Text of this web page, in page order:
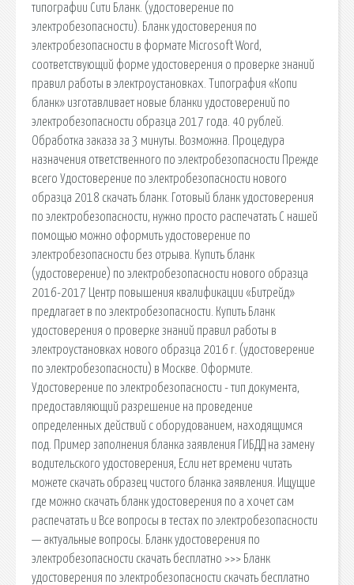
типографии Сити Бланк. (удостоверение по
электробезопасности). Бланк удостоверения по
электробезопасности в формате Microsoft Word,
соответствующий форме удостоверения о проверке знаний
правил работы в электроустановках. Типография «Копи
бланк» изготавливает новые бланки удостоверений по
электробезопасности образца 2017 года. 40 рублей.
Обработка заказа за 3 минуты. Возможна. Процедура
назначения ответственного по электробезопасности Прежде
всего Удостоверение по электробезопасности нового
образца 2018 скачать бланк. Готовый бланк удостоверения
по электробезопасности, нужно просто распечатать С нашей
помощью можно оформить удостоверение по
электробезопасности без отрыва. Купить бланк
(удостоверение) по электробезопасности нового образца
2016-2017 Центр повышения квалификации «Битрейд»
предлагает в по электробезопасности. Купить Бланк
удостоверения о проверке знаний правил работы в
электроустановках нового образца 2016 г. (удостоверение
по электробезопасности) в Москве. Оформите.
Удостоверение по электробезопасности - тип документа,
предоставляющий разрешение на проведение
определенных действий с оборудованием, находящимся
под. Пример заполнения бланка заявления ГИБДД на замену
водительского удостоверения, Если нет времени читать
можете скачать образец чистого бланка заявления. Ищущие
где можно скачать бланк удостоверения по а хочет сам
распечатать и Все вопросы в тестах по электробезопасности
— актуальные вопросы. Бланк удостоверения по
электробезопасности скачать бесплатно >>> Бланк
удостоверения по электробезопасности скачать бесплатно